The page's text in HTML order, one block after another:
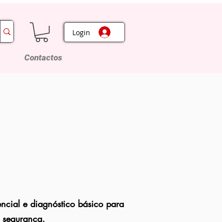
Login
Contactos
e diagnóstico básico para